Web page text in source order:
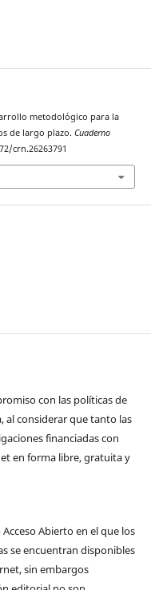
metodológico para la
de largo plazo. Cuaderno
crn.26263791
con las políticas de
al considerar que tanto las
financiadas con
en forma libre, gratuita y
Abierto en el que los
se encuentran disponibles
sin embargos